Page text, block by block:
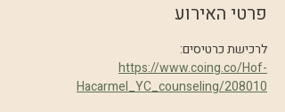
פרטי האירוע
לרכישת כרטיסים:
https://www.coing.co/Hof-
Hacarmel_YC_counseling/208010